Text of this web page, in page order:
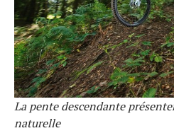
La pente descendante
naturelle